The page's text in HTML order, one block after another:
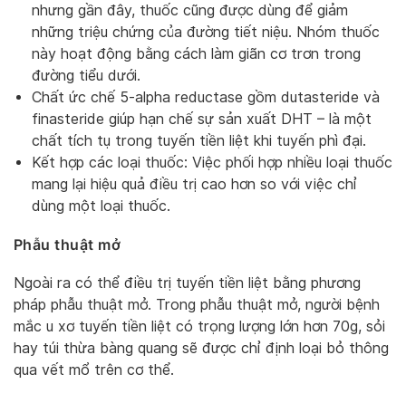
nhưng gần đây, thuốc cũng được dùng để giảm
những triệu chứng của đường tiết niệu. Nhóm thuốc
này hoạt động bằng cách làm giãn cơ trơn trong
đường tiểu dưới.
Chất ức chế 5-alpha reductase gồm dutasteride và
finasteride giúp hạn chế sự sản xuất DHT – là một
chất tích tụ trong tuyến tiền liệt khi tuyến phì đại.
Kết hợp các loại thuốc: Việc phối hợp nhiều loại thuốc
mang lại hiệu quả điều trị cao hơn so với việc chỉ
dùng một loại thuốc.
Phẫu thuật mở
Ngoài ra có thể điều trị tuyến tiền liệt bằng phương
pháp phẫu thuật mở. Trong phẫu thuật mở, người bệnh
mắc u xơ tuyến tiền liệt có trọng lượng lớn hơn 70g, sỏi
hay túi thừa bàng quang sẽ được chỉ định loại bỏ thông
qua vết mổ trên cơ thể.